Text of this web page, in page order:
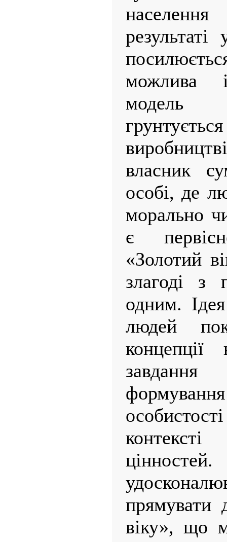
результаті
можлива
модель
власник
особі, де
морально
є
«Золотий
злагоді з
одним. Ідея
людей
концепції
прямувати
віку», що